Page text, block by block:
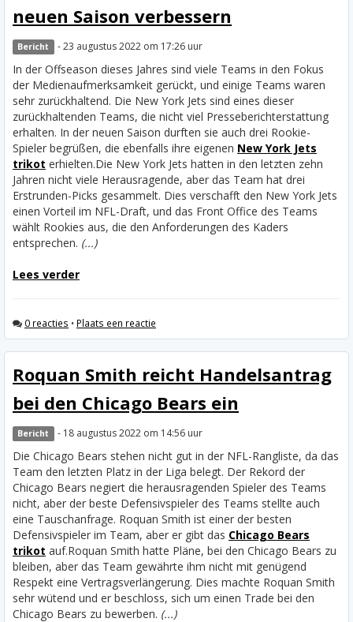
neuen Saison verbessern
Bericht - 23 augustus 2022 om 17:26 uur
In der Offseason dieses Jahres sind viele Teams in den Fokus
der Medienaufmerksamkeit gerückt, und einige Teams waren
sehr zurückhaltend. Die New York Jets sind eines dieser
zurückhaltenden Teams, die nicht viel Presseberichterstattung
erhalten. In der neuen Saison durften sie auch drei Rookie-
Spieler begrüßen, die ebenfalls ihre eigenen New York Jets
trikot erhielten.Die New York Jets hatten in den letzten zehn
Jahren nicht viele Herausragende, aber das Team hat drei
Erstrunden-Picks gesammelt. Dies verschafft den New York Jets
einen Vorteil im NFL-Draft, und das Front Office des Teams
wählt Rookies aus, die den Anforderungen des Kaders
entsprechen. (...)
Lees verder
0 reacties • Plaats een reactie
Roquan Smith reicht Handelsantrag
bei den Chicago Bears ein
Bericht - 18 augustus 2022 om 14:56 uur
Die Chicago Bears stehen nicht gut in der NFL-Rangliste, da das
Team den letzten Platz in der Liga belegt. Der Rekord der
Chicago Bears negiert die herausragenden Spieler des Teams
nicht, aber der beste Defensivspieler des Teams stellte auch
eine Tauschanfrage. Roquan Smith ist einer der besten
Defensivspieler im Team, aber er gibt das Chicago Bears
trikot auf.Roquan Smith hatte Pläne, bei den Chicago Bears zu
bleiben, aber das Team gewährte ihm nicht mit genügend
Respekt eine Vertragsverlängerung. Dies machte Roquan Smith
sehr wütend und er beschloss, sich um einen Trade bei den
Chicago Bears zu bewerben. (...)